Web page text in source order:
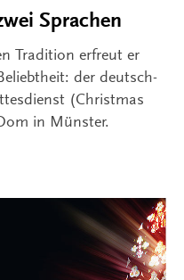
Sprachen
Tradition erfreut er
der deutsch-
(Christmas
in Münster.